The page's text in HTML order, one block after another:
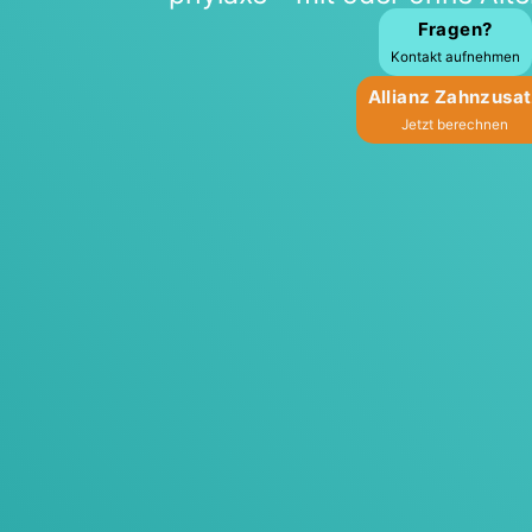
Fra­gen?
Kon­takt auf­neh­men
Alli­anz
Jetzt berech­nen